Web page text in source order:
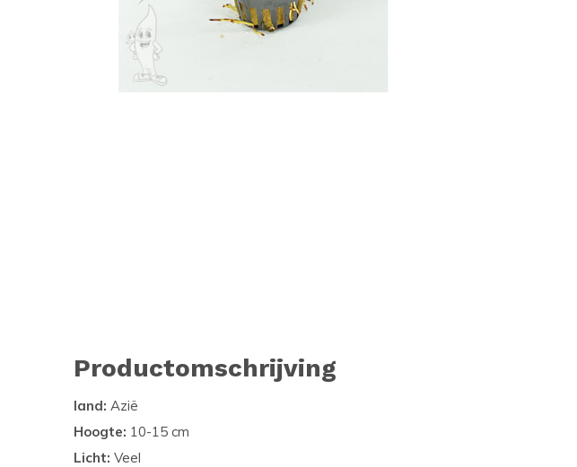
Productomschrijving
land: Azië
Hoogte: 10-15 cm
Licht: Veel